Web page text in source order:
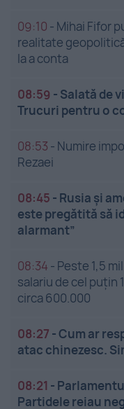
09:10 - Mihai Fifor
realitate
la a conta
08:59 - Salată de
Trucuri pentru o
08:53 - Numire
Rezaei
08:45 - Rusia și
este pregătită să
alarmant”
08:34 - Peste 1,5
salariu de cel puțin
circa 600.000
08:27 -Cum ar
atac chinezesc.
08:21 -
Partidele reiau